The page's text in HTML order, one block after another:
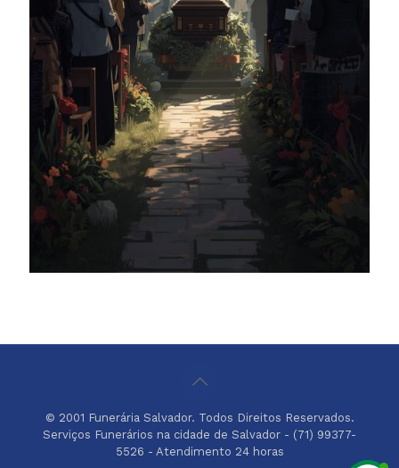
© 2001 Funerária Salvador. Todos Direitos Reservados.
Serviços Funerários na cidade de Salvador - (71) 99377-
5526 - Atendimento 24 horas